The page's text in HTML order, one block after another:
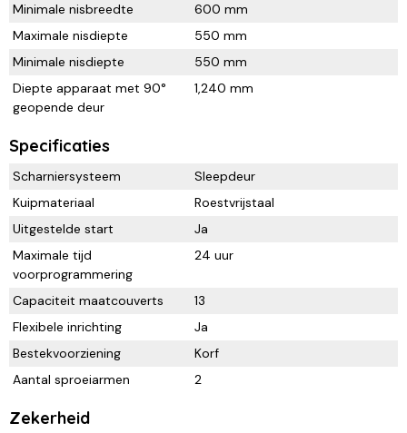
Minimale nisbreedte
600 mm
Maximale nisdiepte
550 mm
Minimale nisdiepte
550 mm
Diepte apparaat met 90°
geopende deur
1,240 mm
Specificaties
Scharniersysteem
Sleepdeur
Kuipmateriaal
Roestvrijstaal
Uitgestelde start
Ja
Maximale tijd
voorprogrammering
24 uur
Capaciteit maatcouverts
13
Flexibele inrichting
Ja
Bestekvoorziening
Korf
Aantal sproeiarmen
2
Zekerheid